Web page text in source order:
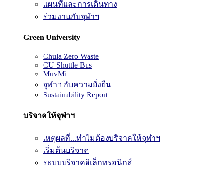
แผนที่และการเดินทาง
ร่วมงานกับจุฬาฯ
Green University
Chula Zero Waste
CU Shuttle Bus
MuvMi
จุฬาฯ กับความยั่งยืน
Sustainability Report
บริจาคให้จุฬาฯ
เหตุผลที่...ทำไมต้องบริจาคให้จุฬาฯ
เริ่มต้นบริจาค
ระบบบริจาคอิเล็กทรอนิกส์